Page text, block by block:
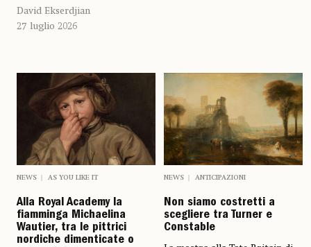
David Ekserdjian
27 luglio 2026
NEWS AS YOU LIKE IT
Alla Royal Academy la
fiamminga Michaelina
Wautier, tra le pittrici
nordiche dimenticate o
NEWS ANTICIPAZIONI
Non siamo costretti a
scegliere tra Turner e
Constable